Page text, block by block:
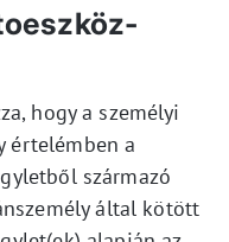
hogy a személyi
értelémben a
származó
által kötött